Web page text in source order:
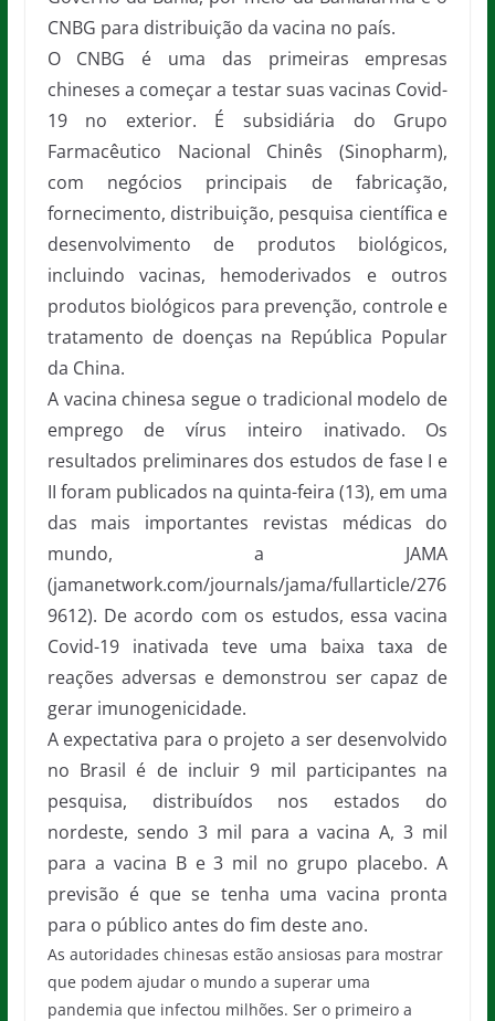
CNBG para distribuição da vacina no país.
O CNBG é uma das primeiras empresas
chineses a começar a testar suas vacinas Covid-
19 no exterior. É subsidiária do Grupo
Farmacêutico Nacional Chinês (Sinopharm),
com negócios principais de fabricação,
fornecimento, distribuição, pesquisa científica e
desenvolvimento de produtos biológicos,
incluindo vacinas, hemoderivados e outros
produtos biológicos para prevenção, controle e
tratamento de doenças na República Popular
da China.
A vacina chinesa segue o tradicional modelo de
emprego de vírus inteiro inativado. Os
resultados preliminares dos estudos de fase I e
II foram publicados na quinta-feira (13), em uma
das mais importantes revistas médicas do
mundo, a JAMA
(jamanetwork.com/journals/jama/fullarticle/276
9612). De acordo com os estudos, essa vacina
Covid-19 inativada teve uma baixa taxa de
reações adversas e demonstrou ser capaz de
gerar imunogenicidade.
A expectativa para o projeto a ser desenvolvido
no Brasil é de incluir 9 mil participantes na
pesquisa, distribuídos nos estados do
nordeste, sendo 3 mil para a vacina A, 3 mil
para a vacina B e 3 mil no grupo placebo. A
previsão é que se tenha uma vacina pronta
para o público antes do fim deste ano.
As autoridades chinesas estão ansiosas para mostrar
que podem ajudar o mundo a superar uma
pandemia que infectou milhões. Ser o primeiro a